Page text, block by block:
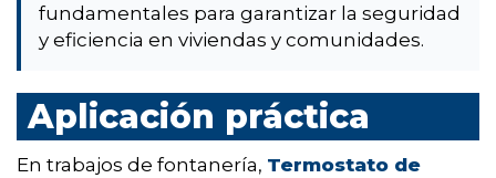
fundamentales para garantizar la seguridad
y eficiencia en viviendas y comunidades.
Aplicación práctica
En trabajos de fontanería, Termostato de